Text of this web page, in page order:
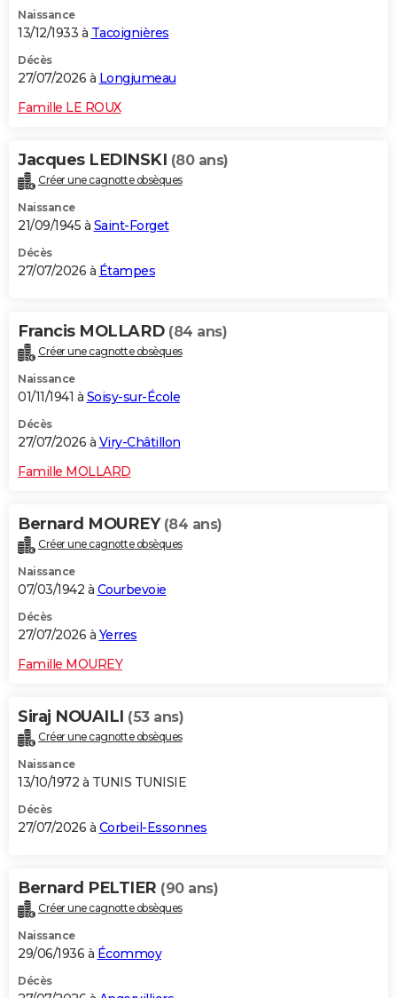
Naissance
13/12/1933 à Tacoignières
Décès
27/07/2026 à Longjumeau
Famille LE ROUX
Jacques LEDINSKI (80 ans)
Créer une cagnotte obsèques
Naissance
21/09/1945 à Saint-Forget
Décès
27/07/2026 à Étampes
Francis MOLLARD (84 ans)
Créer une cagnotte obsèques
Naissance
01/11/1941 à Soisy-sur-École
Décès
27/07/2026 à Viry-Châtillon
Famille MOLLARD
Bernard MOUREY (84 ans)
Créer une cagnotte obsèques
Naissance
07/03/1942 à Courbevoie
Décès
27/07/2026 à Yerres
Famille MOUREY
Siraj NOUAILI (53 ans)
Créer une cagnotte obsèques
Naissance
13/10/1972 à TUNIS TUNISIE
Décès
27/07/2026 à Corbeil-Essonnes
Bernard PELTIER (90 ans)
Créer une cagnotte obsèques
Naissance
29/06/1936 à Écommoy
Décès